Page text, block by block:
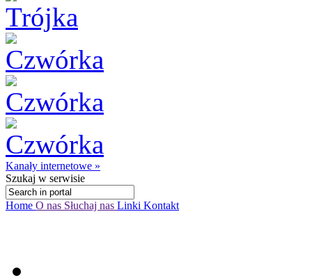
Kanały internetowe »
Szukaj w serwisie
Home O nas Słuchaj nas Linki Kontakt